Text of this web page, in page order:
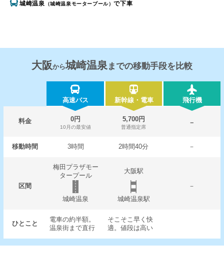
城崎温泉 （城崎温泉モータープール）で下車
大阪から城崎温泉 までの移動手段を比較
高速バス 新幹線・電車 飛行機
料金 0円
10月の最安値
5,700円
普通指定席
－
移動時間 3時間 2時間40分 －
区間
梅田プラザモー
タープール
大阪駅
－
城崎温泉
城崎温泉駅
ひとこと
電車の約半額。
温泉街まで直行
そこそこ早く快
適。値段は高い